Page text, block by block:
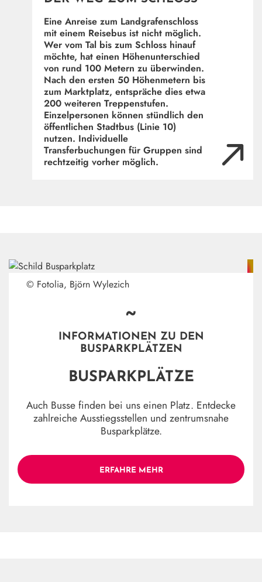
Eine Anreise zum Landgrafenschloss
mit einem Reisebus ist nicht möglich.
Wer vom Tal bis zum Schloss hinauf
möchte, hat einen Höhenunterschied
von rund 100 Metern zu überwinden.
Nach den ersten 50 Höhenmetern bis
zum Marktplatz, entspräche dies etwa
200 weiteren Treppenstufen.
Einzelpersonen können stündlich den
öffentlichen Stadtbus (Linie 10)
nutzen. Individuelle
Transferbuchungen für Gruppen sind
rechtzeitig vorher möglich.
© Fotolia, Björn Wylezich
~
INFORMATIONEN ZU DEN
BUSPARKPLÄTZEN
BUSPARKPLÄTZE
Auch Busse finden bei uns einen Platz. Entdecke
zahlreiche Ausstiegsstellen und zentrumsnahe
Busparkplätze.
ERFAHRE MEHR